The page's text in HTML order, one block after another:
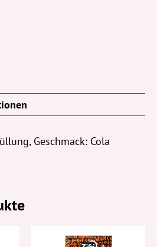
Geschmack: Cola